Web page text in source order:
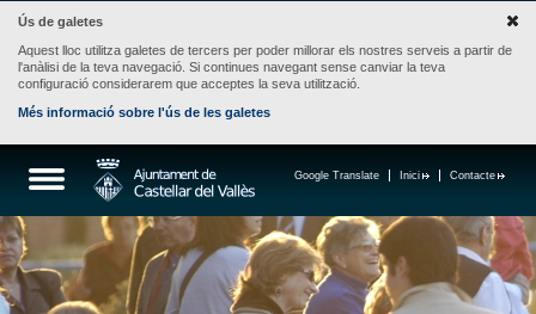
Ús de galetes
Aquest lloc utilitza galetes de tercers per poder millorar els nostres serveis a partir de
l'anàlisi de la teva navegació. Si continues navegant sense canviar la teva
configuració considerarem que acceptes la seva utilització.
Més informació sobre l'ús de les galetes
Contacte
Inici
Google Translate